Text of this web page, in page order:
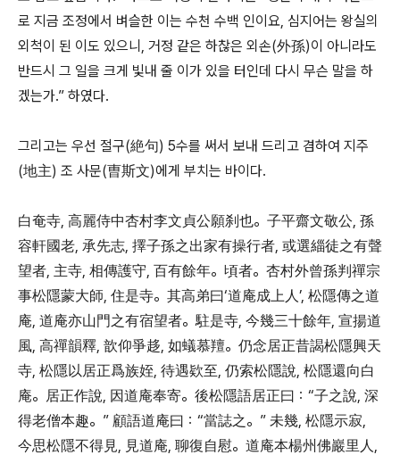
로 지금 조정에서 벼슬한 이는 수천 수백 인이요, 심지어는 왕실의
외척이 된 이도 있으니, 거정 같은 하찮은 외손(外孫)이 아니라도
반드시 그 일을 크게 빛내 줄 이가 있을 터인데 다시 무슨 말을 하
겠는가.” 하였다.
그리고는 우선 절구(絶句) 5수를 써서 보내 드리고 겸하여 지주
(地主) 조 사문(曺斯文)에게 부치는 바이다.
白奄寺, 高麗侍中杏村李文貞公願刹也。子平齋文敬公, 孫
容軒國老, 承先志, 擇子孫之出家有操行者, 或選緇徒之有聲
望者, 主寺, 相傳護守, 百有餘年。頃者。杏村外曾孫判禪宗
事松隱蒙大師, 住是寺。其高弟曰‘道庵成上人’, 松隱傳之道
庵, 道庵亦山門之有宿望者。駐是寺, 今幾三十餘年, 宣揚道
風, 高禪韻釋, 歆仰爭趍, 如蟻慕羶。仍念居正昔謁松隱興天
寺, 松隱以居正爲族姪, 待遇欵至, 仍索松隱說, 松隱還向白
庵。居正作說, 因道庵奉寄。後松隱語居正曰：“子之說, 深
得老僧本趣。” 顧語道庵曰：“當誌之。” 未幾, 松隱示寂,
今思松隱不得見, 見道庵, 聊復自慰。道庵本楊州佛巖里人,